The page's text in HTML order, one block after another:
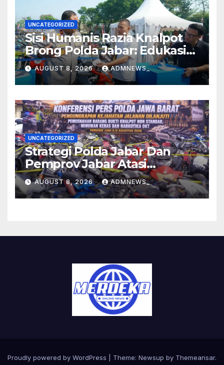
UNCATEGORIZED
Sisi Humanis Razia Knalpot
Brong Polda Jabar: Edukasi
Pengendara Hingga Ganti
Knalpot Sukarela
AUGUST 8, 2026 ADMNEWS_
UNCATEGORIZED
Strategi Polda Jabar Dan
Pemprov Jabar Atasi
Kejahatan Jalanan
AUGUST 8, 2026 ADMNEWS_
Proudly powered by WordPress Theme: Newsup by Themeansar.